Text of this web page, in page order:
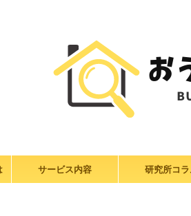
サービス内容 研究所コラ